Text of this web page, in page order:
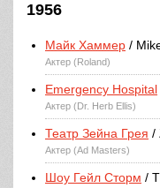
1956
Майк Хаммер /
Актер (Roland)
Emergency Hospital
Актер (Dr. Herb Ellis)
Театр Зейна Грея /
Актер (Ad Masters)
Шоу Гейл Сторм /